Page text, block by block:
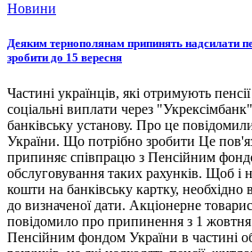
Новини
Деяким тернополянам припинять надсилати
зробити до 15 вересня
Частині українців, які отримують
соціальні виплати через
банківську установу. Про це
України. Що потрібно зробити Це
припиняє співпрацю з Пенсійним
обслуговування таких рахунків. Щоб і
кошти на банківську картку, необхідно
до визначеної дати. Акціонерне
повідомило про припинення з 1 жовтня
Пенсійним фондом України в частині